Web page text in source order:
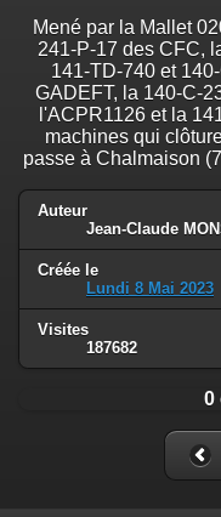
Mené par la Mallet
241-P-17 des CFC,
141-TD-740 et
GADEFT, la 140-C-
l'ACPR1126 et la
machines qui
passe à Chalmaison
Auteur
Jean-Claude
Créée le
Lundi 8 Mai 2023
Visites
187682
0